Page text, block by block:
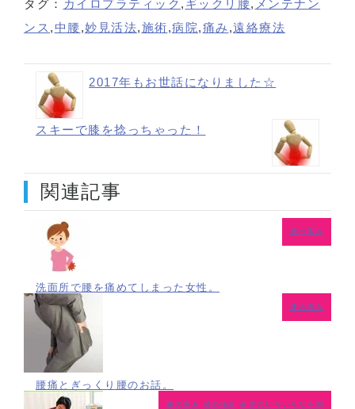
タグ： カイロプラティック , ギックリ腰, メンテナン
ンス ,中腰,妙見活法,施術,病院,痛み ,遠絡療法
2017年もお世話になりました☆
スキーで膝を捻っちゃった！
関連記事
腰の痛み
洗面所で腰を痛めてしまった女性。
腰の痛み
腰痛とぎっくり腰のお話。
腰の痛み 膝の痛み 身体のいろいろな不調